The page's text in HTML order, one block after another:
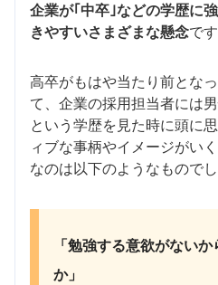
企業が｢中卒｣などの学歴に
きやすいさまざまな懸念です
高卒がもはや当たり前とな
て、企業の採用担当者には
という学歴を見た時に頭に
ィブな事柄やイメージがい
なのは以下のようなものでし
「勉強する意欲がない
か」